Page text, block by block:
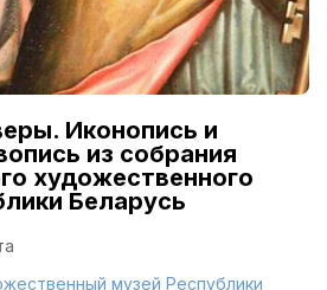
Иконопись и
из собрания
художественного
Беларусь
музей Республики